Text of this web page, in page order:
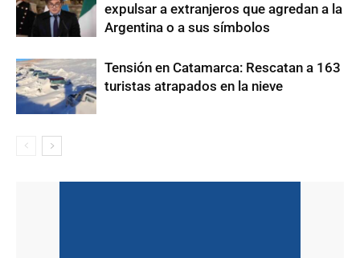
expulsar a extranjeros que agredan a la
Argentina o a sus símbolos
Tensión en Catamarca: Rescatan a 163
turistas atrapados en la nieve